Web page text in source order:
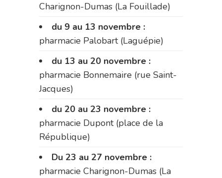
Charignon-Dumas (La Fouillade)
du 9 au 13 novembre :
pharmacie Palobart (Laguépie)
du 13 au 20 novembre :
pharmacie Bonnemaire (rue Saint-
Jacques)
du 20 au 23 novembre :
pharmacie Dupont (place de la
République)
Du 23 au 27 novembre :
pharmacie Charignon-Dumas (La